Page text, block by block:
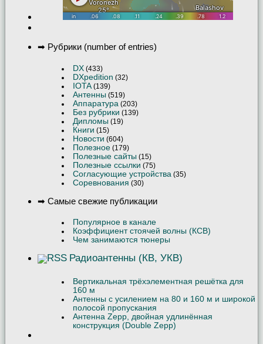
➡ Рубрики (number of entries)
DX (433)
DXpedition (32)
IOTA (139)
Антенны (519)
Аппаратура (203)
Без рубрики (139)
Дипломы (19)
Книги (15)
Новости (604)
Полезное (179)
Полезные сайты (15)
Полезные ссылки (75)
Согласующие устройства (35)
Соревнования (30)
➡ Самые свежие публикации
Популярное в канале
Коэффициент стоячей волны (КСВ)
Чем занимаются тюнеры
Радиоантенны (КВ, УКВ)
Вертикальная трёхэлементная решётка для
160 м
Антенны с усилением на 80 и 160 м и широкой
полосой пропускания
Антенна Zepp, двойная удлинённая
конструкция (Double Zepp)